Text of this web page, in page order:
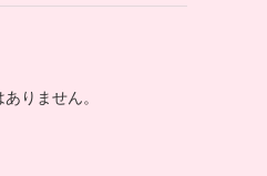
りません。